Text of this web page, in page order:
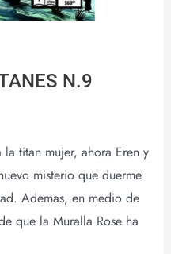
N.9
titan mujer, ahora Eren y
misterio que duerme
Ademas, en medio de
que la Muralla Rose ha